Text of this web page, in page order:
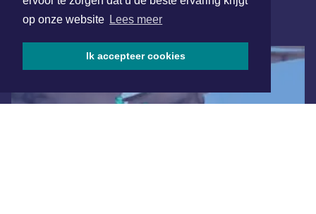
op onze website Lees meer
Ik accepteer cookies
ONLINE DAGBLADEN